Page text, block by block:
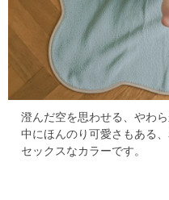
澄んだ空を思わせる、やわ
中にほんのり可愛さもある
セックスなカラーです。